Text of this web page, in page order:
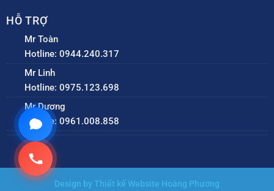
HỖ TRỢ
Mr Toàn
Hotline: 0944.240.317
Mr Linh
Hotline: 0975.123.698
Mr Dương
Hotline: 0961.008.858
Design by Thiết kế Website Hoàng Phương